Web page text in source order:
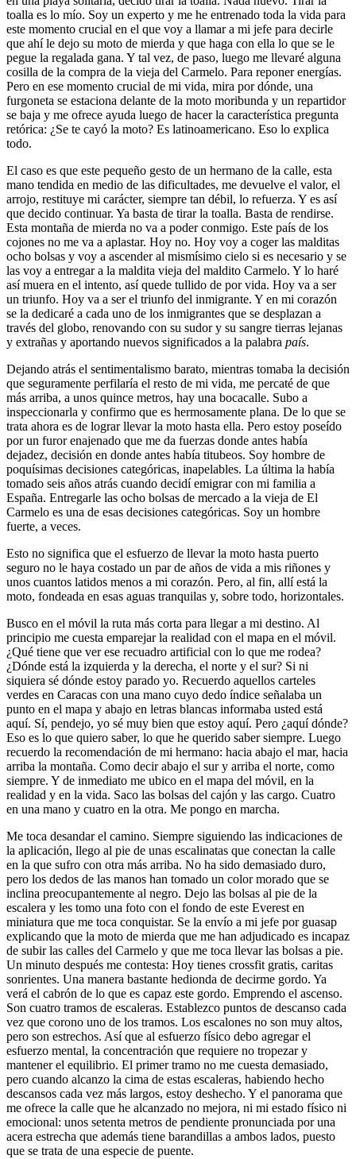
toalla es lo mío. Soy un experto y me he entrenado toda la vida para
este momento crucial en el que voy a llamar a mi jefe para decirle
que ahí le dejo su moto de mierda y que haga con ella lo que se le
pegue la regalada gana. Y tal vez, de paso, luego me llevaré alguna
cosilla de la compra de la vieja del Carmelo. Para reponer energías.
Pero en ese momento crucial de mi vida, mira por dónde, una
furgoneta se estaciona delante de la moto moribunda y un repartidor
se baja y me ofrece ayuda luego de hacer la característica pregunta
retórica: ¿Se te cayó la moto? Es latinoamericano. Eso lo explica
todo.
El caso es que este pequeño gesto de un hermano de la calle, esta
mano tendida en medio de las dificultades, me devuelve el valor, el
arrojo, restituye mi carácter, siempre tan débil, lo refuerza. Y es así
que decido continuar. Ya basta de tirar la toalla. Basta de rendirse.
Esta montaña de mierda no va a poder conmigo. Este país de los
cojones no me va a aplastar. Hoy no. Hoy voy a coger las malditas
ocho bolsas y voy a ascender al mismísimo cielo si es necesario y se
las voy a entregar a la maldita vieja del maldito Carmelo. Y lo haré
así muera en el intento, así quede tullido de por vida. Hoy va a ser
un triunfo. Hoy va a ser el triunfo del inmigrante. Y en mi corazón
se la dedicaré a cada uno de los inmigrantes que se desplazan a
través del globo, renovando con su sudor y su sangre tierras lejanas
y extrañas y aportando nuevos significados a la palabra país.
Dejando atrás el sentimentalismo barato, mientras tomaba la decisión
que seguramente perfilaría el resto de mi vida, me percaté de que
más arriba, a unos quince metros, hay una bocacalle. Subo a
inspeccionarla y confirmo que es hermosamente plana. De lo que se
trata ahora es de lograr llevar la moto hasta ella. Pero estoy poseído
por un furor enajenado que me da fuerzas donde antes había
dejadez, decisión en donde antes había titubeos. Soy hombre de
poquísimas decisiones categóricas, inapelables. La última la había
tomado seis años atrás cuando decidí emigrar con mi familia a
España. Entregarle las ocho bolsas de mercado a la vieja de El
Carmelo es una de esas decisiones categóricas. Soy un hombre
fuerte, a veces.
Esto no significa que el esfuerzo de llevar la moto hasta puerto
seguro no le haya costado un par de años de vida a mis riñones y
unos cuantos latidos menos a mi corazón. Pero, al fin, allí está la
moto, fondeada en esas aguas tranquilas y, sobre todo, horizontales.
Busco en el móvil la ruta más corta para llegar a mi destino. Al
principio me cuesta emparejar la realidad con el mapa en el móvil.
¿Qué tiene que ver ese recuadro artificial con lo que me rodea?
¿Dónde está la izquierda y la derecha, el norte y el sur? Si ni
siquiera sé dónde estoy parado yo. Recuerdo aquellos carteles
verdes en Caracas con una mano cuyo dedo índice señalaba un
punto en el mapa y abajo en letras blancas informaba usted está
aquí. Sí, pendejo, yo sé muy bien que estoy aquí. Pero ¿aquí dónde?
Eso es lo que quiero saber, lo que he querido saber siempre. Luego
recuerdo la recomendación de mi hermano: hacia abajo el mar, hacia
arriba la montaña. Como decir abajo el sur y arriba el norte, como
siempre. Y de inmediato me ubico en el mapa del móvil, en la
realidad y en la vida. Saco las bolsas del cajón y las cargo. Cuatro
en una mano y cuatro en la otra. Me pongo en marcha.
Me toca desandar el camino. Siempre siguiendo las indicaciones de
la aplicación, llego al pie de unas escalinatas que conectan la calle
en la que sufro con otra más arriba. No ha sido demasiado duro,
pero los dedos de las manos han tomado un color morado que se
inclina preocupantemente al negro. Dejo las bolsas al pie de la
escalera y les tomo una foto con el fondo de este Everest en
miniatura que me toca conquistar. Se la envío a mi jefe por guasap
explicando que la moto de mierda que me han adjudicado es incapaz
de subir las calles del Carmelo y que me toca llevar las bolsas a pie.
Un minuto después me contesta: Hoy tienes crossfit gratis, caritas
sonrientes. Una manera bastante hedionda de decirme gordo. Ya
verá el cabrón de lo que es capaz este gordo. Emprendo el ascenso.
Son cuatro tramos de escaleras. Establezco puntos de descanso cada
vez que corono uno de los tramos. Los escalones no son muy altos,
pero son estrechos. Así que al esfuerzo físico debo agregar el
esfuerzo mental, la concentración que requiere no tropezar y
mantener el equilibrio. El primer tramo no me cuesta demasiado,
pero cuando alcanzo la cima de estas escaleras, habiendo hecho
descansos cada vez más largos, estoy deshecho. Y el panorama que
me ofrece la calle que he alcanzado no mejora, ni mi estado físico ni
emocional: unos setenta metros de pendiente pronunciada por una
acera estrecha que además tiene barandillas a ambos lados, puesto
que se trata de una especie de puente.